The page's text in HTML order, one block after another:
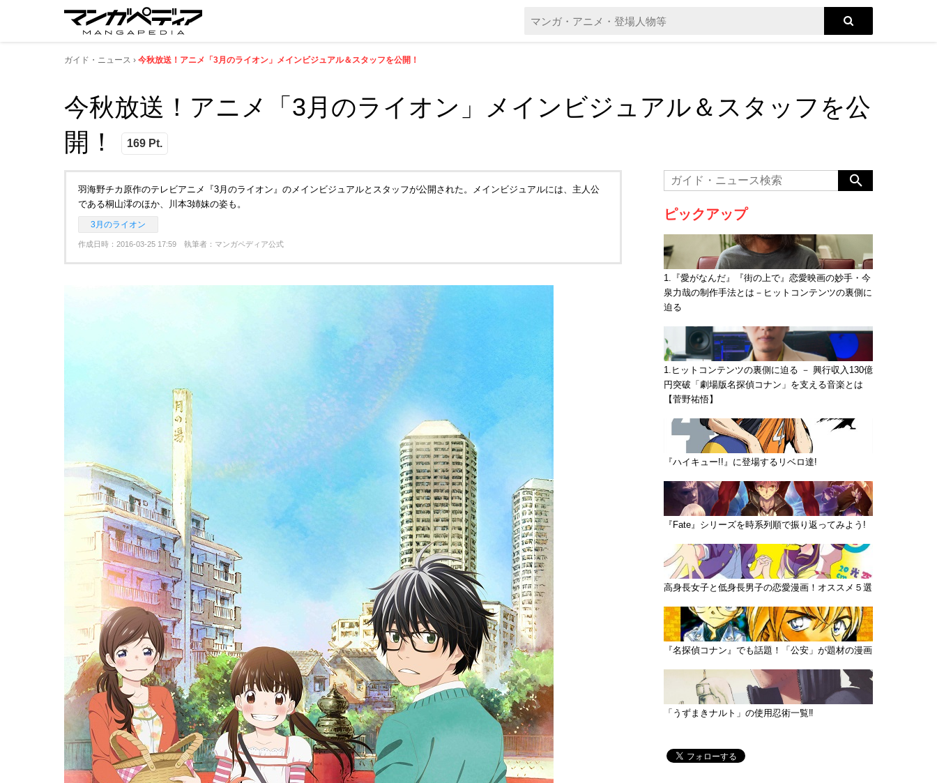
ガイド・ニュース 今秋放送！アニメ「3月のライオン」メインビジュアル＆スタッフを公開！
今秋放送！アニメ「3月のライオン」メインビジュアル＆スタッフを公
開！
169 Pt.
羽海野チカ原作のテレビアニメ『3月のライオン』のメインビジュアルとスタッフが公開された。メインビジュアルには、主人公
である桐山澪のほか、川本3姉妹の姿も。
3月のライオン
作成日時：2016-03-25 17:59 執筆者：マンガペディア公式
ピックアップ
1.『愛がなんだ』『街の上で』恋愛映画の妙手・今
泉力哉の制作手法とは－ヒットコンテンツの裏側に
迫る
1.ヒットコンテンツの裏側に迫る － 興行収入130億
円突破「劇場版名探偵コナン」を支える音楽とは
【菅野祐悟】
『ハイキュー!!』に登場するリベロ達!
『Fate』シリーズを時系列順で振り返ってみよう!
高身長女子と低身長男子の恋愛漫画！オススメ５選
『名探偵コナン』でも話題！「公安」が題材の漫画
「うずまきナルト」の使用忍術一覧‼